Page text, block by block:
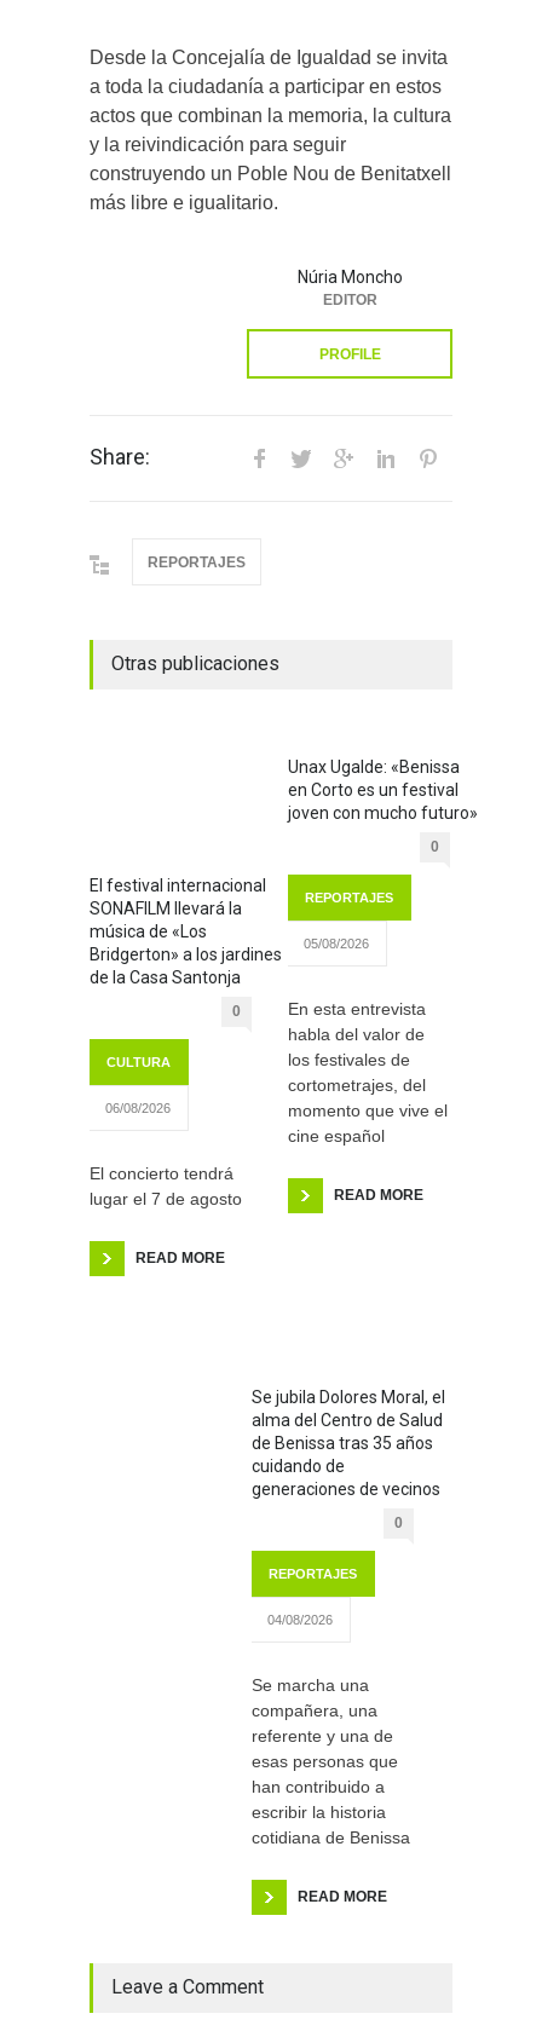
Desde la Concejalía de Igualdad se invita
a toda la ciudadanía a participar en estos
actos que combinan la memoria, la cultura
y la reivindicación para seguir
construyendo un Poble Nou de Benitatxell
más libre e igualitario.
Núria Moncho
EDITOR
PROFILE
Share:
REPORTAJES
Otras publicaciones
El festival internacional
SONAFILM llevará la
música de «Los
Bridgerton» a los jardines
de la Casa Santonja
0
CULTURA
06/08/2026
El concierto tendrá
lugar el 7 de agosto
READ MORE
Unax Ugalde: «Benissa
en Corto es un festival
joven con mucho futuro»
0
REPORTAJES
05/08/2026
En esta entrevista
habla del valor de
los festivales de
cortometrajes, del
momento que vive el
cine español
READ MORE
Se jubila Dolores Moral, el
alma del Centro de Salud
de Benissa tras 35 años
cuidando de
generaciones de vecinos
0
REPORTAJES
04/08/2026
Se marcha una
compañera, una
referente y una de
esas personas que
han contribuido a
escribir la historia
cotidiana de Benissa
READ MORE
Leave a Comment